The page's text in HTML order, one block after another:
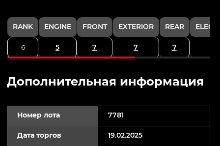
RANK ENGINE FRONT EXTERIOR REAR
6 5 7 7 7
Дополнительная информация
Номер лота 7781
Дата торгов 19.02.2025